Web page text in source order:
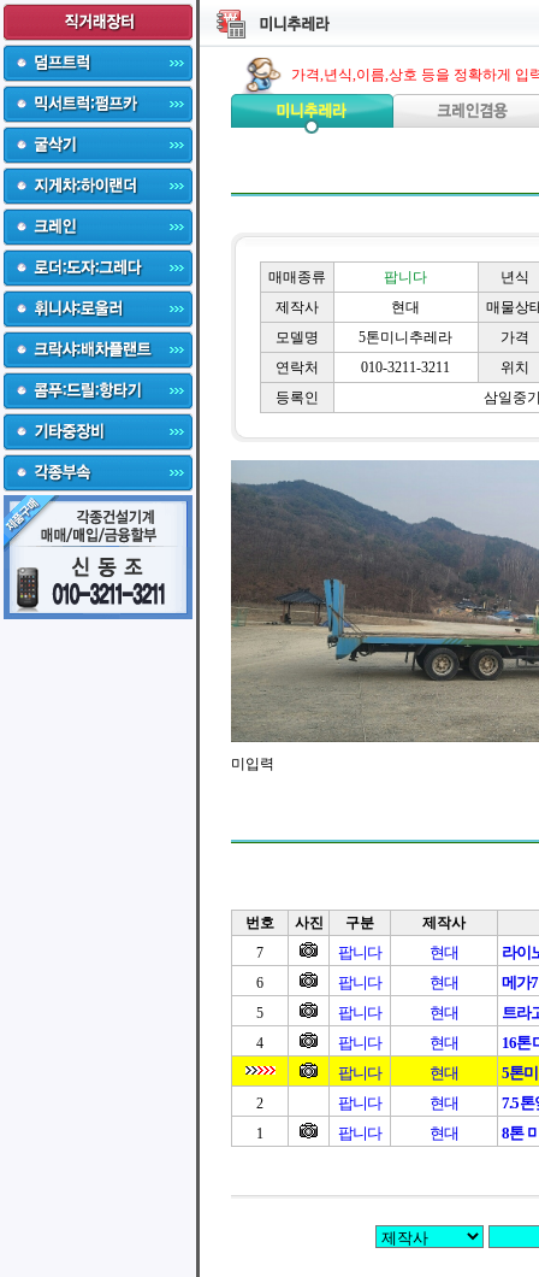
가격,년식,이름,상호 등을 정확하게 입
매매종류 팝니다
년식
제작사
현대
매물상
모델명
5톤미니추레라
가격
연락처
010-3211-3211
위치
등록인
삼일중
미입력
번호 사진 구분
제작사
7
팝니다 현대 라이
6 팝니다 현대 메가
5 팝니다 현대 트라
4 팝니다 현대
16톤
팝니다
현대 5톤
2 팝니다 현대 7.5톤
1 팝니다 현대 8톤